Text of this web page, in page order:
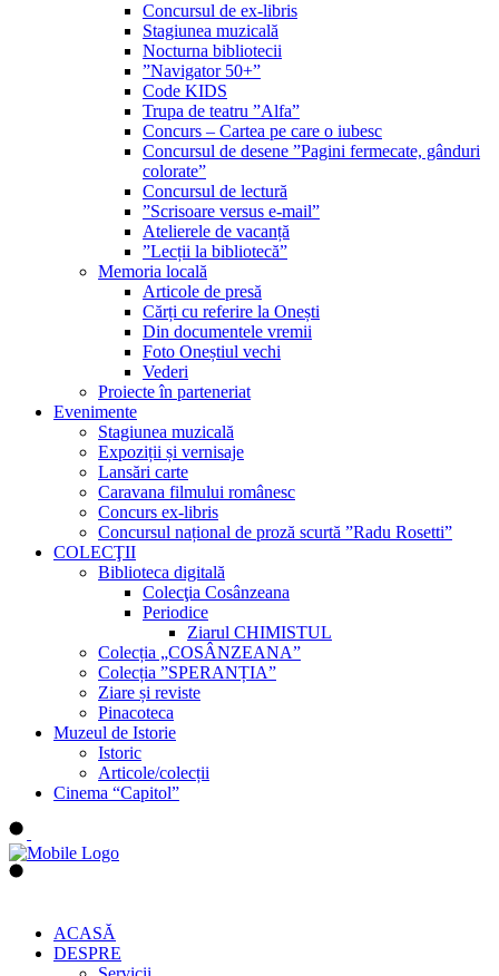
Concursul de ex-libris
Stagiunea muzicală
Nocturna bibliotecii
”Navigator 50+”
Code KIDS
Trupa de teatru ”Alfa”
Concurs – Cartea pe care o iubesc
Concursul de desene ”Pagini fermecate, gânduri
colorate”
Concursul de lectură
”Scrisoare versus e-mail”
Atelierele de vacanță
”Lecții la bibliotecă”
Memoria locală
Articole de presă
Cărți cu referire la Onești
Din documentele vremii
Foto Oneștiul vechi
Vederi
Proiecte în parteneriat
Evenimente
Stagiunea muzicală
Expoziții și vernisaje
Lansări carte
Caravana filmului românesc
Concurs ex-libris
Concursul național de proză scurtă ”Radu Rosetti”
COLECŢII
Biblioteca digitală
Colecţia Cosânzeana
Periodice
Ziarul CHIMISTUL
Colecția „COSÂNZEANA”
Colecția ”SPERANȚIA”
Ziare și reviste
Pinacoteca
Muzeul de Istorie
Istoric
Articole/colecții
Cinema “Capitol”
ACASĂ
DESPRE